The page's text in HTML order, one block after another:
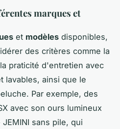
marques et
et modèles disponibles,
des critères comme la
praticité d'entretien avec
lavables, ainsi que le
Par exemple, des
avec son ours lumineux
sans pile, qui